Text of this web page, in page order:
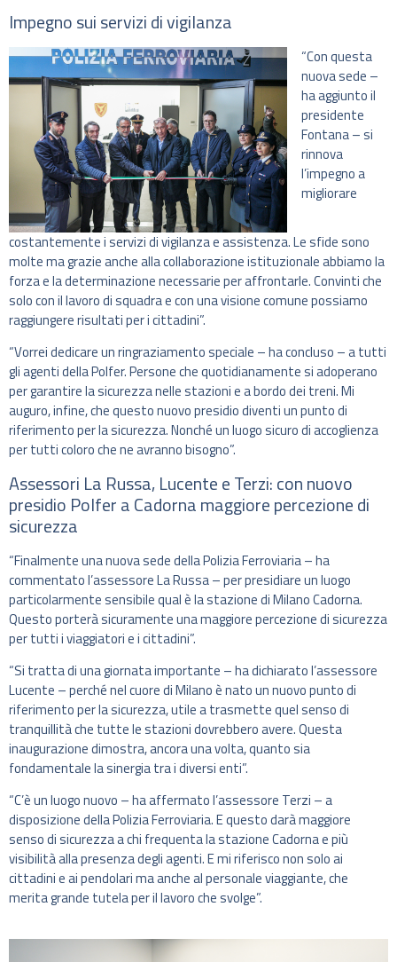
Impegno sui servizi di vigilanza
“Con questa
nuova sede –
ha aggiunto il
presidente
Fontana – si
rinnova
l’impegno a
migliorare
costantemente i servizi di vigilanza e assistenza. Le sfide sono
molte ma grazie anche alla collaborazione istituzionale abbiamo la
forza e la determinazione necessarie per affrontarle. Convinti che
solo con il lavoro di squadra e con una visione comune possiamo
raggiungere risultati per i cittadini”.
“Vorrei dedicare un ringraziamento speciale – ha concluso – a tutti
gli agenti della Polfer. Persone che quotidianamente si adoperano
per garantire la sicurezza nelle stazioni e a bordo dei treni. Mi
auguro, infine, che questo nuovo presidio diventi un punto di
riferimento per la sicurezza. Nonché un luogo sicuro di accoglienza
per tutti coloro che ne avranno bisogno”.
Assessori La Russa, Lucente e Terzi: con nuovo
presidio Polfer a Cadorna maggiore percezione di
sicurezza
“Finalmente una nuova sede della Polizia Ferroviaria – ha
commentato l’assessore La Russa – per presidiare un luogo
particolarmente sensibile qual è la stazione di Milano Cadorna.
Questo porterà sicuramente una maggiore percezione di sicurezza
per tutti i viaggiatori e i cittadini”.
“Si tratta di una giornata importante – ha dichiarato l’assessore
Lucente – perché nel cuore di Milano è nato un nuovo punto di
riferimento per la sicurezza, utile a trasmette quel senso di
tranquillità che tutte le stazioni dovrebbero avere. Questa
inaugurazione dimostra, ancora una volta, quanto sia
fondamentale la sinergia tra i diversi enti”.
“C’è un luogo nuovo – ha affermato l’assessore Terzi – a
disposizione della Polizia Ferroviaria. E questo darà maggiore
senso di sicurezza a chi frequenta la stazione Cadorna e più
visibilità alla presenza degli agenti. E mi riferisco non solo ai
cittadini e ai pendolari ma anche al personale viaggiante, che
merita grande tutela per il lavoro che svolge”.